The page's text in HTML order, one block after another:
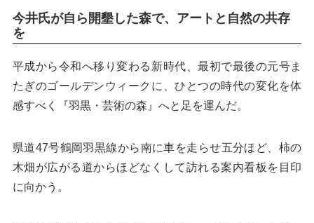
今井氏が自ら開墾した森で、アートと自然の共存
を
平成から令和へ移り変わる新時代、最初で最後の元号ま
たぎのゴールデンウィークに、ひとつの時代の変化を体
感すべく『羽黒・芸術の森』へと足を運んだ。
県道47号鶴岡羽黒線から南に車を走らせ五分ほど、柿の
木畑が広がる道からほどなくして訪れる案内看板を目印
に向かう。